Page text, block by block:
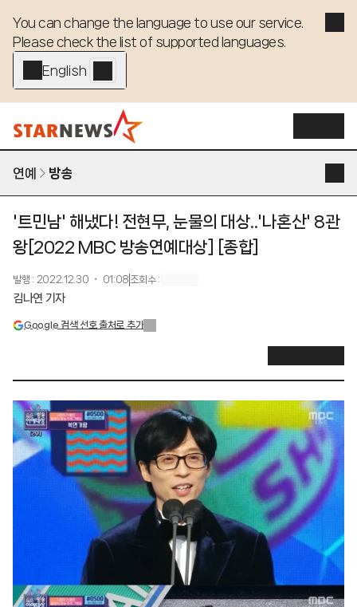
You can change the language to use our service.
Please check the list of supported languages.
English - EN
연예 방송
'트민남' 해냈다! 전현무, 눈물의 대상..'나혼산' 8관
왕[2022 MBC 방송연예대상] [종합]
발행 : 2022.12.30 ・ 01:08 조회수:
김나연 기자
Google 검색 선호 출처로 추가